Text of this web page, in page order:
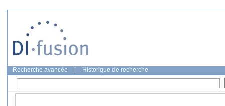
Recherche avancée Historique de recherche